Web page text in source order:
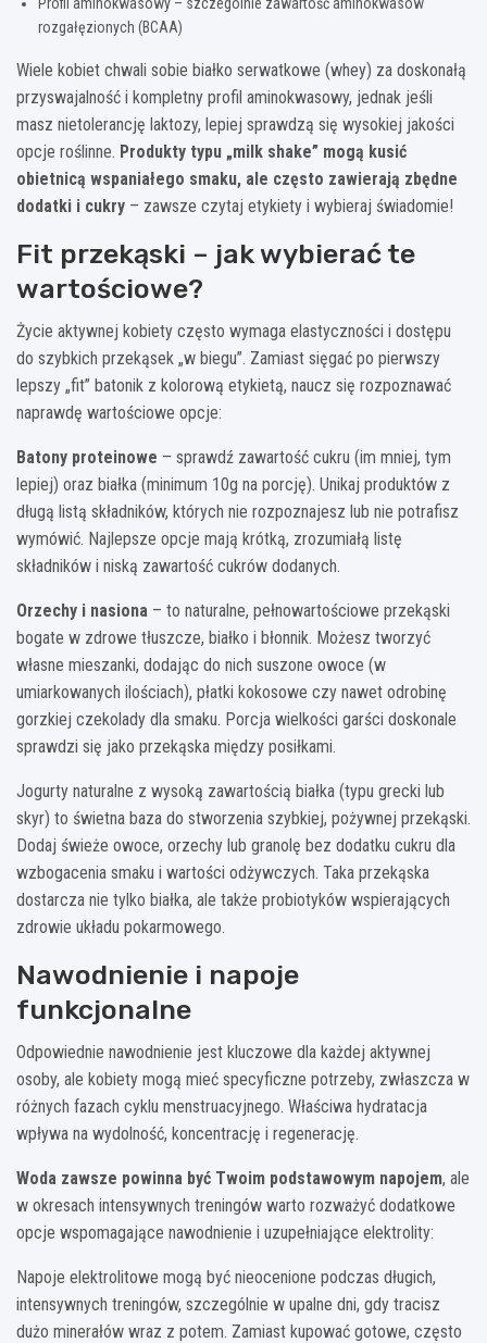
rozgałęzionych (BCAA)
Wiele kobiet chwali sobie białko serwatkowe (whey) za doskonałą
przyswajalność i kompletny profil aminokwasowy, jednak jeśli
masz nietolerancję laktozy, lepiej sprawdzą się wysokiej jakości
opcje roślinne. Produkty typu „milk shake” mogą kusić
obietnicą wspaniałego smaku, ale często zawierają zbędne
dodatki i cukry – zawsze czytaj etykiety i wybieraj świadomie!
Fit przekąski – jak wybierać te
wartościowe?
Życie aktywnej kobiety często wymaga elastyczności i dostępu
do szybkich przekąsek „w biegu”. Zamiast sięgać po pierwszy
lepszy „fit” batonik z kolorową etykietą, naucz się rozpoznawać
naprawdę wartościowe opcje:
Batony proteinowe – sprawdź zawartość cukru (im mniej, tym
lepiej) oraz białka (minimum 10g na porcję). Unikaj produktów z
długą listą składników, których nie rozpoznajesz lub nie potrafisz
wymówić. Najlepsze opcje mają krótką, zrozumiałą listę
składników i niską zawartość cukrów dodanych.
Orzechy i nasiona – to naturalne, pełnowartościowe przekąski
bogate w zdrowe tłuszcze, białko i błonnik. Możesz tworzyć
własne mieszanki, dodając do nich suszone owoce (w
umiarkowanych ilościach), płatki kokosowe czy nawet odrobinę
gorzkiej czekolady dla smaku. Porcja wielkości garści doskonale
sprawdzi się jako przekąska między posiłkami.
Jogurty naturalne z wysoką zawartością białka (typu grecki lub
skyr) to świetna baza do stworzenia szybkiej, pożywnej przekąski.
Dodaj świeże owoce, orzechy lub granolę bez dodatku cukru dla
wzbogacenia smaku i wartości odżywczych. Taka przekąska
dostarcza nie tylko białka, ale także probiotyków wspierających
zdrowie układu pokarmowego.
Nawodnienie i napoje
funkcjonalne
Odpowiednie nawodnienie jest kluczowe dla każdej aktywnej
osoby, ale kobiety mogą mieć specyficzne potrzeby, zwłaszcza w
różnych fazach cyklu menstruacyjnego. Właściwa hydratacja
wpływa na wydolność, koncentrację i regenerację.
Woda zawsze powinna być Twoim podstawowym napojem, ale
w okresach intensywnych treningów warto rozważyć dodatkowe
opcje wspomagające nawodnienie i uzupełniające elektrolity:
Napoje elektrolitowe mogą być nieocenione podczas długich,
intensywnych treningów, szczególnie w upalne dni, gdy tracisz
dużo minerałów wraz z potem. Zamiast kupować gotowe, często